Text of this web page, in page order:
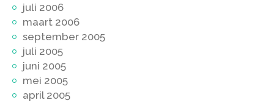
juli 2006
maart 2006
september 2005
juli 2005
juni 2005
mei 2005
april 2005